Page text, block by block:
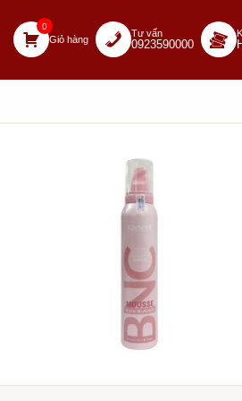
0
Giỏ hàng
Tư vấn
0923590000